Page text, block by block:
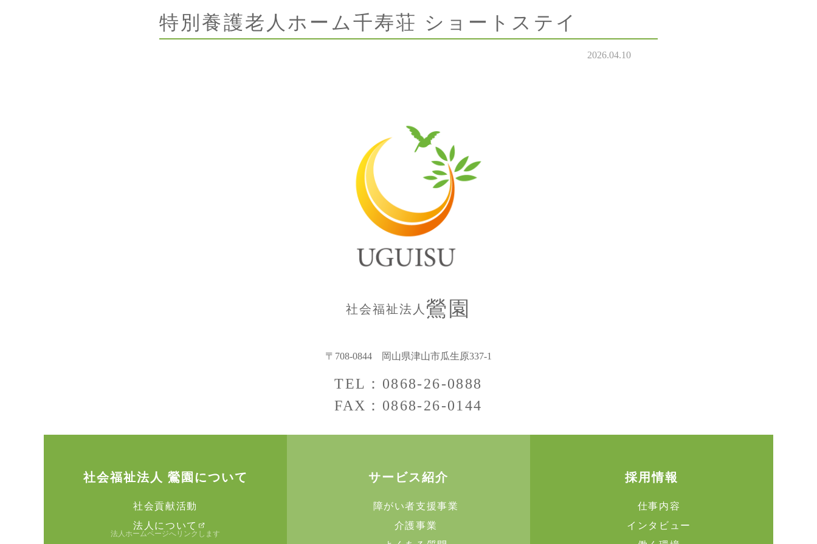
特別養護老人ホーム千寿荘 ショートステイ
2026.04.10
社会福祉法人 鶯園
〒708-0844 岡山県津山市瓜生原337-1
TEL：0868-26-0888
FAX：0868-26-0144
社会福祉法人 鶯園について
社会貢献活動
法人について
法人ホームページへリンクします
サービス紹介
障がい者支援事業
介護事業
採用情報
仕事内容
インタビュー